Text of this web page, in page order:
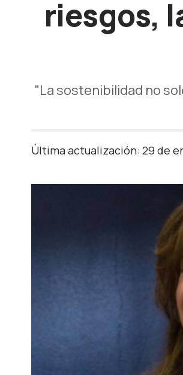
riesgos,
"La sostenibilidad no
Última actualización: 29 de